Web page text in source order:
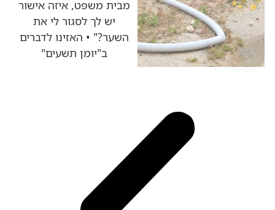
מבית משפט, איזה אישור
יש לך לסגור לי את
השער?" • האזינו לדברים
ב"יומן תשעים"